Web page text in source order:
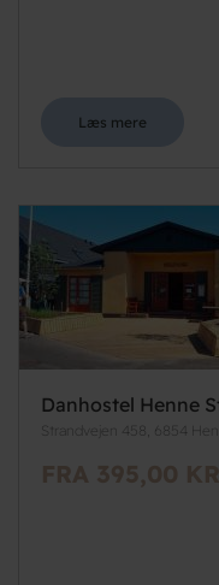
Læs mere
Danhostel Henne
Strandvejen 458, 6854
FRA 395,00